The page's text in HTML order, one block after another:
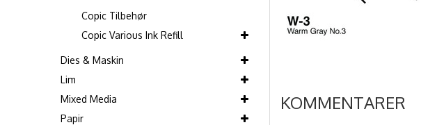
Copic Tilbehør
Copic Various Ink Refill
Dies & Maskin
Lim
Mixed Media
Papir
KOMMENTARER